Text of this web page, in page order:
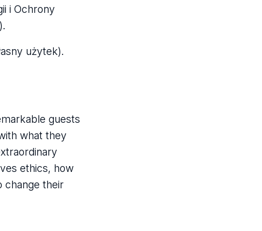
i Ochrony
użytek).
guests
what they
ethics, how
change their